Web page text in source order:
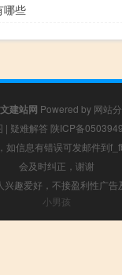
哪些
建站网 Powered by 网站
| 疑难解答 陕ICP备
如信息有错误可发邮件到
会及时纠正，谢谢
兴趣爱好，不接盈利性广告
小男孩